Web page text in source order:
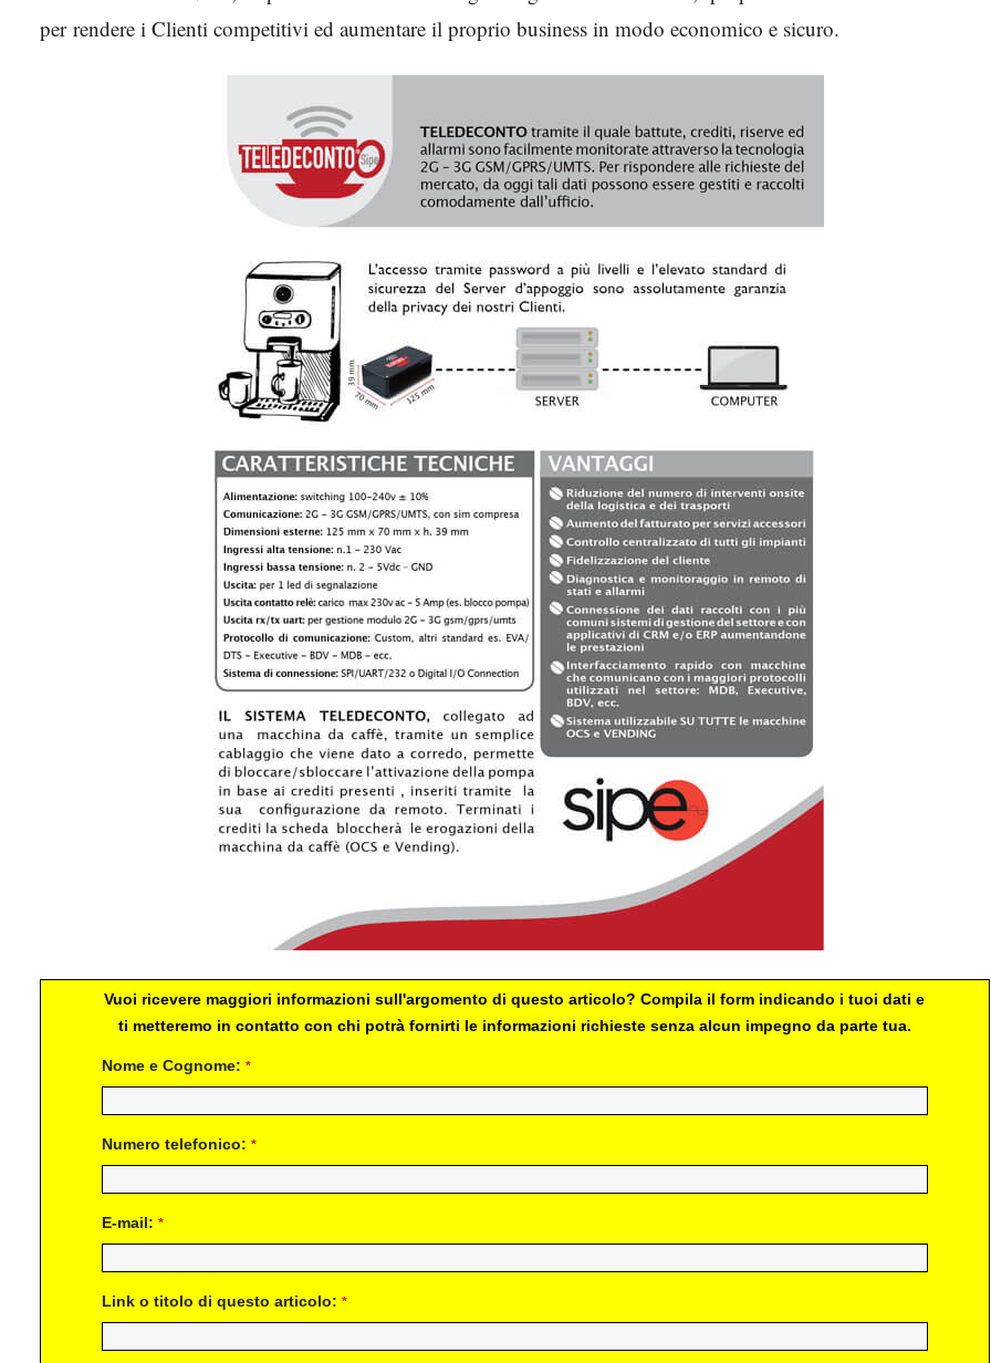
per rendere i Clienti competitivi ed aumentare il proprio business in modo economico e sicuro.
Vuoi ricevere maggiori informazioni sull'argomento di questo articolo? Compila il form indicando i tuoi dati e
ti metteremo in contatto con chi potrà fornirti le informazioni richieste senza alcun impegno da parte tua.
Nome e Cognome: *
Numero telefonico: *
E-mail: *
Link o titolo di questo articolo: *